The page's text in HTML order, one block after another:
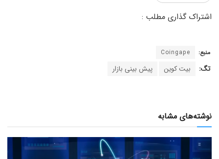
منبع: Coingape
تگ: بیت کوین پیش بینی بازار
نوشته‌های مشابه